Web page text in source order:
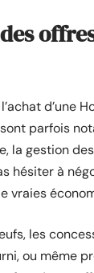
parfois
la gestion
hésiter à
vraies
les
ou même